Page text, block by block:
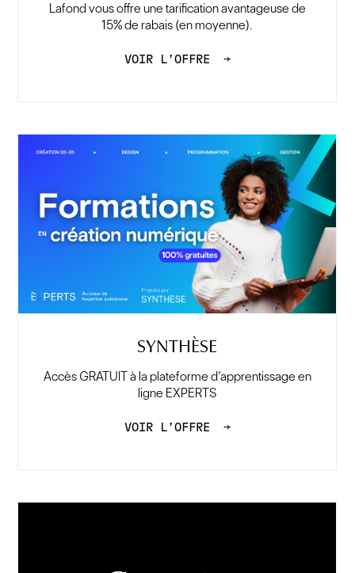
Lafond vous offre une tarification avantageuse de
15% de rabais (en moyenne).
VOIR L’OFFRE →
SYNTHÈSE
Accès GRATUIT à la plateforme d’apprentissage en
ligne EXPERTS
VOIR L’OFFRE →